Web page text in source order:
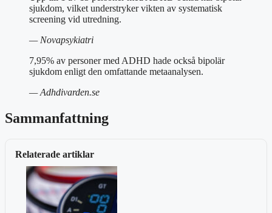
sjukdom, vilket understryker vikten av systematisk
screening vid utredning.
— Novapsykiatri
7,95% av personer med ADHD hade också bipolär
sjukdom enligt den omfattande metaanalysen.
— Adhdivarden.se
Sammanfattning
Relaterade artiklar